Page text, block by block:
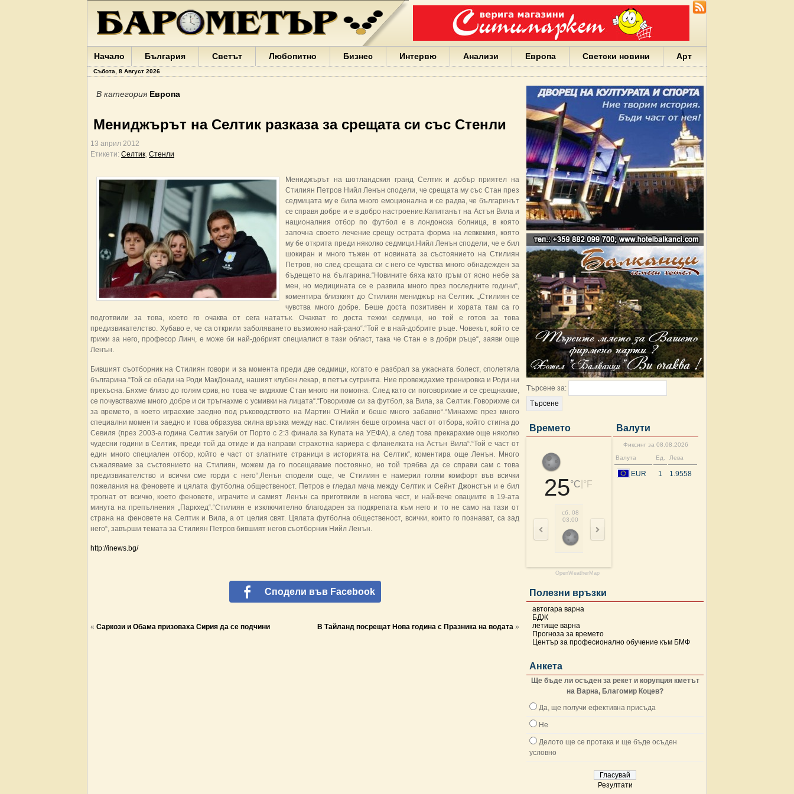
Варна
България
Портних
Facebook
ЕС
Борисов
Европа
Йорданов
българи
Гърция
бизнес
google
деца
Бербатов
ГЕРБ
Начало България Светът Любопитно Бизнес Интервю Анализи Европа Светски новини Арт
Събота, 8 Август 2026
Търсене за:
Времето
25°C °F
сб, 08
03:00
06:00
OpenWeatherMap
Валути
Фиксинг за 08.08.2026
Валута
Ед. Лева
EUR 1 1.9558
Полезни връзки
автогара варна
БДЖ
летище варна
Прогноза за времето
Център за професионално обучение към БМФ
Анкета
Ще бъде ли осъден за рекет и корупция кметът
на Варна, Благомир Коцев?
Да, ще получи ефективна присъда
Не
Делото ще се протака и ще бъде осъден
условно
Резултати
В категория Европа
Мениджърът на Селтик разказа за срещата си със Стенли
13 април 2012
Етикети: Селтик, Стенли
Мениджърът на шотландския гранд Селтик и добър приятел на
Стилиян Петров Нийл Ленън сподели, че срещата му със Стан през
седмицата му е била много емоционална и се радва, че българинът
се справя добре и е в добро настроение.Капитанът на Астън Вила и
националния отбор по футбол е в лондонска болница, в която
започна своето лечение срещу острата форма на левкемия, която
му бе открита преди няколко седмици.Нийл Ленън сподели, че е бил
шокиран и много тъжен от новината за състоянието на Стилиян
Петров, но след срещата си с него се чувства много обнадежден за
бъдещето на българина.“Новините бяха като гръм от ясно небе за
мен, но медицината се е развила много през последните години“,
коментира близкият до Стилиян мениджър на Селтик. „Стилиян се
чувства много добре. Беше доста позитивен и хората там са го
подготвили за това, което го очаква от сега нататък. Очакват го доста тежки седмици, но той е готов за това
предизвикателство. Хубаво е, че са открили заболяването възможно най-рано“.“Той е в най-добрите ръце. Човекът, който се
грижи за него, професор Линч, е може би най-добрият специалист в тази област, така че Стан е в добри ръце“, заяви още
Ленън.
Бившият съотборник на Стилиян говори и за момента преди две седмици, когато е разбрал за ужасната болест, сполетяла
българина.“Той се обади на Роди МакДоналд, нашият клубен лекар, в петък сутринта. Ние провеждахме тренировка и Роди ни
прекъсна. Бяхме близо до голям срив, но това че видяхме Стан много ни помогна. След като си поговорихме и се срещнахме,
се почувствахме много добре и си тръгнахме с усмивки на лицата“.“Говорихме си за футбол, за Вила, за Селтик. Говорихме си
за времето, в което играехме заедно под ръководството на Мартин О’Нийл и беше много забавно“.“Минахме през много
специални моменти заедно и това образува силна връзка между нас. Стилиян беше огромна част от отбора, който стигна до
Севиля (през 2003-а година Селтик загуби от Порто с 2:3 финала за Купата на УЕФА), а след това прекарахме още няколко
чудесни години в Селтик, преди той да отиде и да направи страхотна кариера с фланелката на Астън Вила“.“Той е част от
един много специален отбор, който е част от златните страници в историята на Селтик“, коментира още Ленън. Много
съжаляваме за състоянието на Стилиян, можем да го посещаваме постоянно, но той трябва да се справи сам с това
предизвикателство и всички сме горди с него“,Ленън сподели още, че Стилиян е намерил голям комфорт във всички
пожелания на феновете и цялата футболна общественост. Петров е гледал мача между Селтик и Сейнт Джонстън и е бил
трогнат от всичко, което феновете, играчите и самият Ленън са приготвили в негова чест, и най-вече овациите в 19-ата
минута на препълнения „Паркхед“.“Стилиян е изключително благодарен за подкрепата към него и то не само на тази от
страна на феновете на Селтик и Вила, а от целия свят. Цялата футболна общественост, всички, които го познават, са зад
него“, завърши темата за Стилиян Петров бившият негов съотборник Нийл Ленън.
http://inews.bg/
Сподели във Facebook
« Саркози и Обама призоваха Сирия да се подчини В Тайланд посрещат Нова година с Празника на водата »